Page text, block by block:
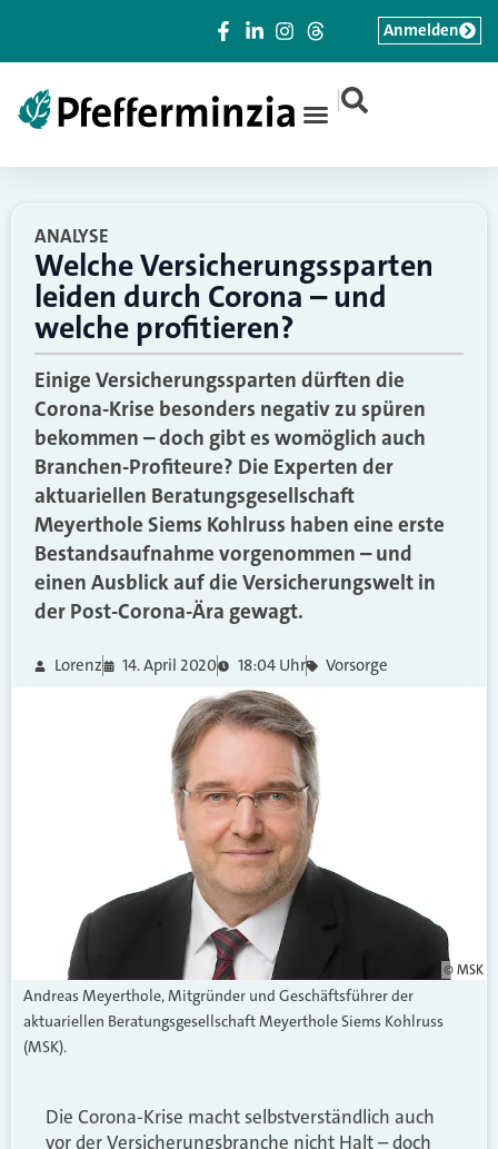
|
Anmelden
ANALYSE
Welche Versicherungssparten
leiden durch Corona – und
welche profitieren?
Einige Versicherungssparten dürften die
Corona-Krise besonders negativ zu spüren
bekommen – doch gibt es womöglich auch
Branchen-Profiteure? Die Experten der
aktuariellen Beratungsgesellschaft
Meyerthole Siems Kohlruss haben eine erste
Bestandsaufnahme vorgenommen – und
einen Ausblick auf die Versicherungswelt in
der Post-Corona-Ära gewagt.
Lorenz 14. April 2020 18:04 Uhr Vorsorge
© MSK
Andreas Meyerthole, Mitgründer und Geschäftsführer der
aktuariellen Beratungsgesellschaft Meyerthole Siems Kohlruss
(MSK).
Die Corona-Krise macht selbstverständlich auch
vor der Versicherungsbranche nicht Halt – doch